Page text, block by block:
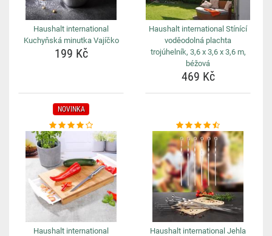
Haushalt international
Kuchyňská minutka Vajíčko
199 Kč
Haushalt international Stínící
voděodolná plachta
trojúhelník, 3,6 x 3,6 x 3,6 m,
béžová
469 Kč
NOVINKA
Haushalt international
Haushalt international Jehla